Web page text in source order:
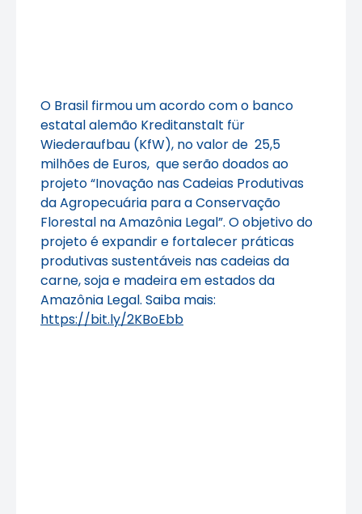
O Brasil firmou um acordo com o banco
estatal alemão Kreditanstalt für
Wiederaufbau (KfW), no valor de 25,5
milhões de Euros, que serão doados ao
projeto “Inovação nas Cadeias Produtivas
da Agropecuária para a Conservação
Florestal na Amazônia Legal”. O objetivo do
projeto é expandir e fortalecer práticas
produtivas sustentáveis nas cadeias da
carne, soja e madeira em estados da
Amazônia Legal. Saiba mais:
https://bit.ly/2KBoEbb